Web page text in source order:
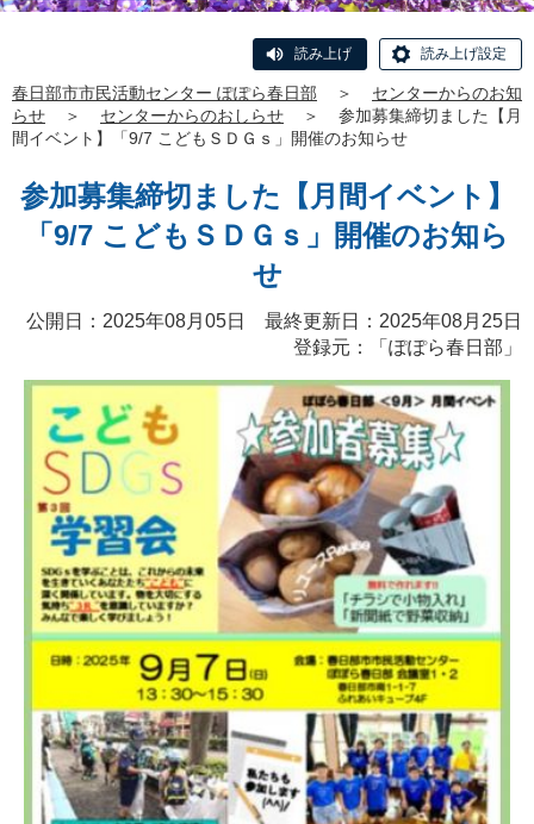
読み上げ 読み上げ設定
春日部市市民活動センター ぽぽら春日部 ＞
センターからのお知
らせ
＞ センターからのおしらせ ＞
参加募集締切ました【月
間イベント】「9/7 こどもＳＤＧｓ」開催のお知らせ
参加募集締切ました【月間イベント】
「9/7 こどもＳＤＧｓ」開催のお知ら
せ
公開日：2025年08月05日 最終更新日：2025年08月25日
登録元：「ぽぽら春日部」